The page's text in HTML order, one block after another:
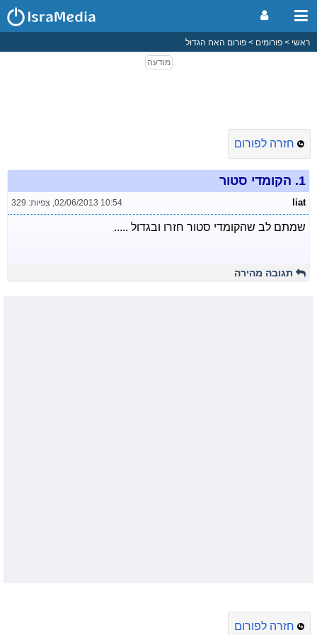
ראשי פורומים פורום האח הגדול
חזרה לפורום
1. הקומדי סטור
liat
02/06/2013 10:54
, צפיות: 329
שמתם לב שהקומדי סטור חזרו ובגדול .....
תגובה מהירה
חזרה לפורום